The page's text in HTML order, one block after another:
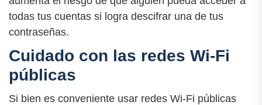
todas tus cuentas si logra descifrar una de tus
contraseñas.
Cuidado con las redes Wi-Fi
públicas
Si bien es conveniente usar redes Wi-Fi públicas